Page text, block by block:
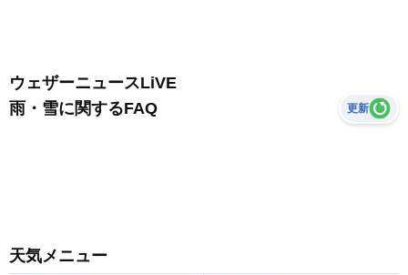
ウェザーニュースLiVE
雨・雪に関するFAQ
更新
天気メニュー